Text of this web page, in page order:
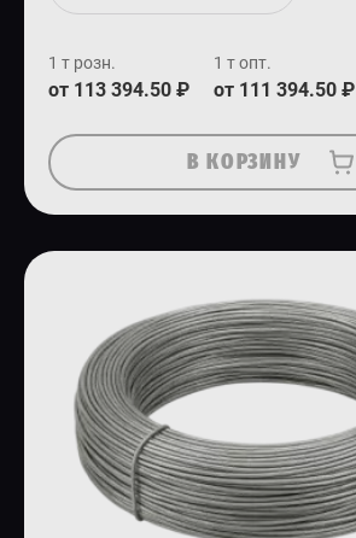
1 т розн.
от 113 394.50 ₽
1 т опт.
от 111 394.50 ₽
В КОРЗИНУ